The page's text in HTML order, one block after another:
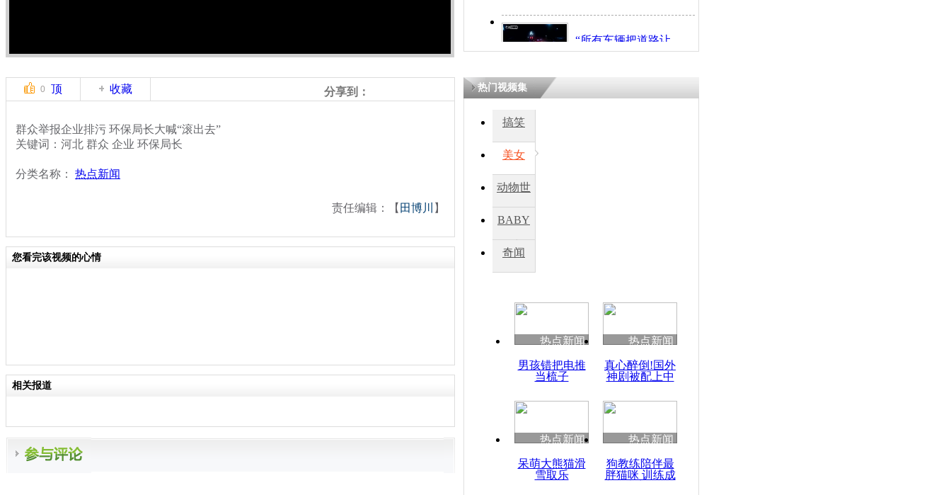
“所有车辆把道路让
开！”儿童突发疾病交
四川兴文苗乡上万人欢
度苗族花山节
清明祭英烈 哀思悼忠
群众举报企业排污 环
0 顶 收藏 分享到：
群众举报企业排污 环保局长大喊“滚出去”
关键词：河北 群众 企业 环保局长
分类名称： 热点新闻
责任编辑：【 田博川 】
您看完该视频的心情
相关报道
热门视频集
搞笑
美女
动物世
BABY
秀
奇闻
热点新闻
男孩错把电推
当梳子
热点新闻
真心醉倒!国外
神剧被配上中
热点新闻
呆萌大熊猫滑
雪取乐
热点新闻
狗教练陪伴最
胖猫咪 训练成